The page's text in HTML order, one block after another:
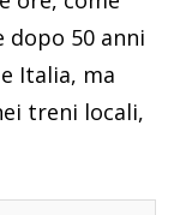
dopo 50 anni
Italia, ma
treni locali,